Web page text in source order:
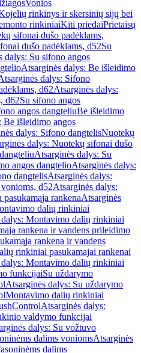
Vonios
rinkinys ir skersinių sijų bei
rinkiniaiKiti priedaiPrietaisų
sifonai dušo padėklams,
dušo padėklams, d52Su
dalys: Su sifono angos
Atsarginės dalys: Be išleidimo
dalys: Sifono
d62Atsarginės dalys:
d62Su sifono angos
angos dangteliuBe išleidimo
Be išleidimo angos
dalys: Sifono dangtelisNuotekų
dalys: Nuotekų sifonai dušo
Atsarginės dalys: Su
angos dangtelioAtsarginės dalys:
dangtelisAtsarginės dalys:
d52Atsarginės dalys:
pasukamąja rankenaAtsarginės
dalių rinkiniai
dalys: Montavimo dalių rinkiniai
rankena ir vandens prileidimo
rankena ir vandens
rinkiniai pasukamajai rankenai
dalys: Montavimo dalių rinkiniai
funkcijaiSu uždarymo
Atsarginės dalys: Su uždarymo
Montavimo dalių rinkiniai
Atsarginės dalys:
valdymo funkcijai
dalys: Su vožtuvo
dalims voniomsAtsarginės
dalims